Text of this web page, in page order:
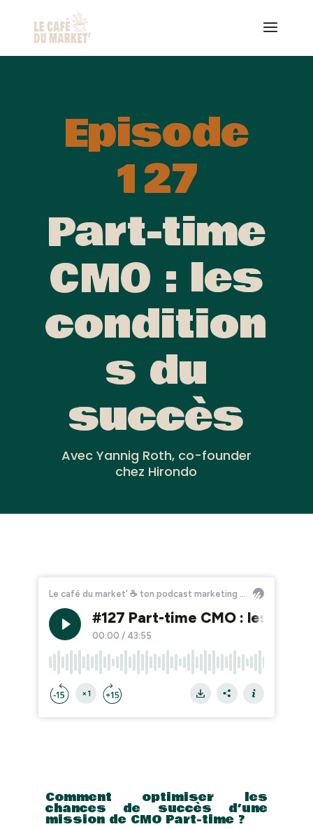
Episode
127
Part-time
CMO : les
condition
s du
succès
Avec Yannig Roth, co-founder
chez Hirondo
Comment optimiser les
chances de succès d’une
mission de CMO Part-time ?